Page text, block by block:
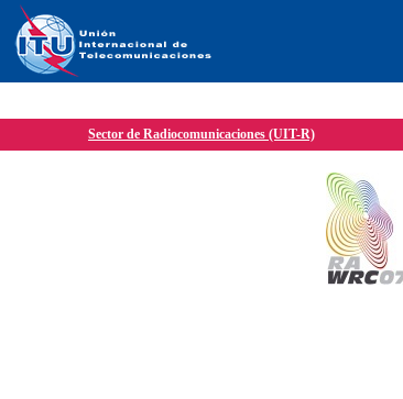
Sector de Radiocomunicaciones (UIT-R)